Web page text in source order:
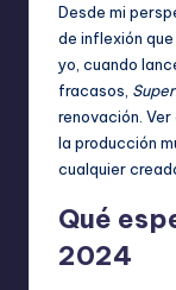
Desde mi
de inflexión
yo, cuando
fracasos,
renovación.
la producción
cualquier
Qué
2024